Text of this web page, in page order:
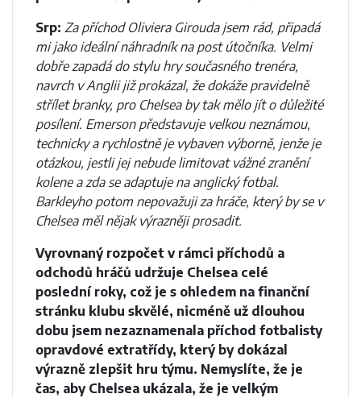
Srp: Za příchod Oliviera Girouda jsem rád, připadá
mi jako ideální náhradník na post útočníka. Velmi
dobře zapadá do stylu hry současného trenéra,
navrch v Anglii již prokázal, že dokáže pravidelně
střílet branky, pro Chelsea by tak mělo jít o důležité
posílení. Emerson představuje velkou neznámou,
technicky a rychlostně je vybaven výborně, jenže je
otázkou, jestli jej nebude limitovat vážné zranění
kolene a zda se adaptuje na anglický fotbal.
Barkleyho potom nepovažuji za hráče, který by se v
Chelsea měl nějak výrazněji prosadit.
Vyrovnaný rozpočet v rámci příchodů a
odchodů hráčů udržuje Chelsea celé
poslední roky, což je s ohledem na finanční
stránku klubu skvělé, nicméně už dlouhou
dobu jsem nezaznamenala příchod fotbalisty
opravdové extratřídy, který by dokázal
výrazně zlepšit hru týmu. Nemyslíte, že je
čas, aby Chelsea ukázala, že je velkým